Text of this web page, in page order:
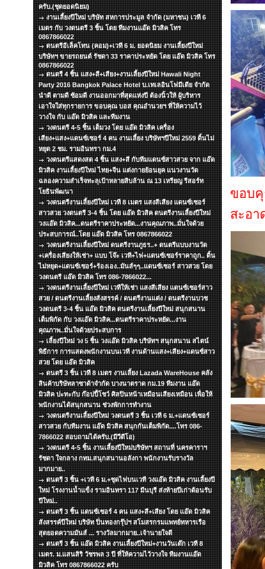
ครับ.(ชุดยอดนิยม)
งานเลี้ยงปีใหม่ บริษัท สหการประมูล จำกัด (มหาชน) เวที 6
เมตร กับ วงดนตรี 3 ชิ้น โดย ทีมงานแอ๊ด มิวสิค โทร
0867866022
ดนตรีอีเล็คโทน (คอม)+เวที 6 ม. ยอดนิยม งานเลี้ยงปีใหม่
บริษัทฯ ขายรถยนต์ รัชดา 33 ราคาประหยัด โดย แอ๊ด มิวสิค โทร
0867866022
ดนตรี 4 ชิ้น แสง+สี+เสียง+งานเลี้ยงปีใหม่ Hawali Night
Party 2016 Bangkok Palace Hotel บ.เทเลอินโฟมีเดีย จำกัด
นำดี ตามดี ซ้อมดี งานออกมาที่สุดแห่งปี ต้องนิ้วให้ ผู้บริหาร
เอาใจใส่ทุกรายการ ขอบคุณ บอส คุณอำนวยฯ ที่ให้ความไว้
วางใจ กับ แอ๊ด มิวสิค และทีมงาน
วงดนตรี 4-5 ชิ้น เต็มวง โดย แอ๊ด มิวสิค เครื่อง
เสียง+แสง+แดนซ์เซอร์ 4 คน งานเลี้ยง บริษัทฯปีใหม่ 2559 ดิ้นไม่
หยุด 2 ชม. รามอินทรา กม.4
วงดนตรีแสดงสด 4 ชิ้น แสง+สี กับทีมแดนซ์สาวสวย จาก แอ๊ด
มิวสิค งานเลี้ยงปีใหม่ ไทย+จีน แต่งกายย้อนยุค แนวงานวัด
ฉลองความสำเร็จทะลุเป้าหลายสิบล้าน ณ 13 เหรียญ รีสอร์ท
โยธินพัฒนา
วงดนตรีงานเลี้ยงปีใหม่ เวที 8 เมตร แสงสีเสียง แดนซ์เซอร์
สาวสวย วงดนตรี 3-4 ชิ้น โดย แอ๊ด มิวสิค ดนตรีงานเลี้ยงปีใหม่
วงแอ๊ด มิวสิค...ดนตรีราคาประหยัด...งานคุณภาพ..มั่นใจด้วย
ประสบการณ์..โดย แอ๊ด มิวสิค โทร 0867866022
วงดนตรีงานเลี้ยงปีใหม่ ดนตรีงานภูธร..+ ดนตรีแบบงานวัด
+เครื่องเสียงให้เช่า+ แบบ โจ๊ะ เวที+ไฟ+แดนซ์เซอร์ราคาถูก.. ดิ้น
ไม่หยุด+แดนซ์เซอร์+ร้องเอง..มันส์ๆๆ..แดนซ์เซอร์ สาวสวย โดย
วงดนตรี แอ๊ด มิวสิค โทร 086-7866022...
วงดนตรีงานเลี้ยงปีใหม่ เวทีให้เช่า แสงสีเสียง แดนซ์เซอร์สาว
สวย / ดนตรีงานเลี้ยงสังสรรค์ / ดนตรีงานแต่ง / ดนตรีงานบวช
วงดนตรี 3-4 ชิ้น แอ๊ด มิวสิค ดนตรีงานเลี้ยงปีใหม่ สนุกสนาน
เต็มพิกัด กับ วงแอ๊ด มิวสิค...ดนตรีราคาประหยัด...งาน
คุณภาพ..มั่นใจด้วยประสบการ
เลี้ยงปีใหม่ วง 5 ชิ้น วงแอ๊ด มิวสิค บริษัทฯ สนุกสนาน สไตน์
พิธีการ การแสดงพนักงานบนเวที งานด้านแสง+เสียง+แดนซ์สาว
สวย โดย แอ๊ด มิวสิค
ดนตรี 3 ชิ้น เวที 8 เมตร งานเลี้ยง Lazada WareHouse คลัง
สินค้าบริษัทลาซาด้าจำกัด บางนาตราด กม.19 ทีมงาน แอ๊ด
มิวสิค ปะทะกับ ก๊อปปี้โชว์ ศิลปินหน้าเหมือนเสียงเหมือน เพื่อให้
พนักงานได้สนุกสนาน ช่วงพักการทำงาน
วงดนตรีงานเลี้ยงปีใหม่ วงดนตรี 3 ชิ้น เวที 6 ม.+แดนซ์เซอร์
สาวสวย กับทีมงาน แอ๊ด มิวสิค สนุกกันเต็มพิกัด....โทร 086-
7866022 สอบถามได้ครับ.(มีวีดีโอ)
วงดนตรี 4-5 ชิ้น งานเลี้ยงปีใหม่บริษัทฯ สถานที่ นครคาราฯ
รัชดา ใจกลาง กทม.สนุกสนานอลังกา พนักงานรับรางวัล
มากมาย..
ดนตรี 3 ชิ้น +เวที 6 ม.+ชุดไฟบนเวที วงแอ๊ด มิวสิค งานเลี้ยงปี
ใหม่ โรงงานน้ำแข็ง รามอินทรา 117 มีนบุรี ส่งท้ายปีเก่าต้อนรับ
ปีใหม่..
ดนตรี 3 ชิ้น แดนซ์เซอร์ 4 คน แสง+สี+เสียง โดย แอ๊ด มิวสิค
สังสรรค์ปีใหม่ บริษัท ปิ่นทองกรุ๊ปฯ สโมสรกรมแพทย์ทหารเรือ
สุดยอดความมันส์ ... รางวัลมากมาย..เจ้านายใจดี
ดนตรี 3 ชิ้น แอ๊ด มิวสิค งานเลี้ยงปีใหม่+งานวันเด๊ก เวที 8
เมตร. ม.แสนสิริ วัชรพล 3 ปี ที่ให้ความไว้วางใจ ทีมงานแอ๊ด
มิวสิค โทร 0867866022 ครับ
ขอบคุ
สะอา